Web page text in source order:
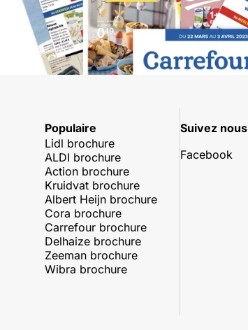
Populaire
Lidl brochure
ALDI brochure
Action brochure
Kruidvat brochure
Albert Heijn brochure
Cora brochure
Carrefour brochure
Delhaize brochure
Zeeman brochure
Wibra brochure
Suivez nous
Facebook